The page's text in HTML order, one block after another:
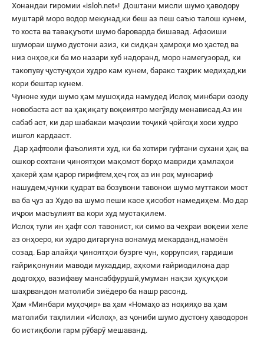
Хонандаи гиромии «isloh.net«! Доштани мисли шумо ҳаводору
муштарӣ моро водор мекунад,ки беш аз пеш саъю талош кунем,
то хоста ва тавақуъоти шумо бароварда бишавад. Афзоиши
шумораи шумо дустони азиз, ки сидқан ҳамроҳи мо ҳастед ва
низ онҳое,ки ба мо назари хуб надоранд, моро намегузорад, ки
такопуву ҷустуҷуҳои худро кам кунем, баракс таҳрик медиҳад,ки
кори бештар кунем.
Чуноне худи шумо ҳам мушоҳида намудед Ислоҳ минбари озоду
новобаста аст ва ҳақиқату воқеиятро мегӯяду менависад.Аз ин
сабаб аст, ки дар шабакаи маҷозии тоҷикӣ ҷойгоҳи хоси худро
ишғол кардааст.
Дар ҳафтсоли фаъолияти худ, ки ба хотири гуфтани сухани ҳақ ва
ошкор сохтани ҷиноятҳои мақомот борҳо мавриди ҳамлаҳои
ҳакерӣ ҳам қарор гирифтем,ҳеҷ гоҳ аз ин роҳ мунсариф
нашудем,чунки қудрат ва бозувони тавонои шумо муттакои мост
ва ба ҷуз аз Худо ва шумо пеши касе ҳисобот намедиҳем. Мо дар
иҷрои масъулият ва кори худ мустақилем.
Ислоҳ тули ин ҳафт сол тавонист, ки симо ва чеҳраи воқеии хеле
аз онҳоеро, ки худро дигаргуна вонамуд мекарданд,намоён
созад. Бар алайҳи ҷиноятҳои бузрге чун, коррупсия, гардиши
ғайриқонунии маводи мухаддир, аҳкоми ғайриодилона дар
додгоҳҳо, вазифаву мансабфурушӣ,умуман нақзи ҳуқуқҳои
шаҳрвандон матолиби зиёдеро ба нашр расонд.
Ҳам «Минбари муҳоҷир» ва ҳам «Номаҳо аз ноҳияҳо ва ҳам
матолиби таҳлилии «Ислоҳ», аз ҷониби шумо дустону ҳаводорон
бо истиқболи гарм рӯбарӯ мешаванд.